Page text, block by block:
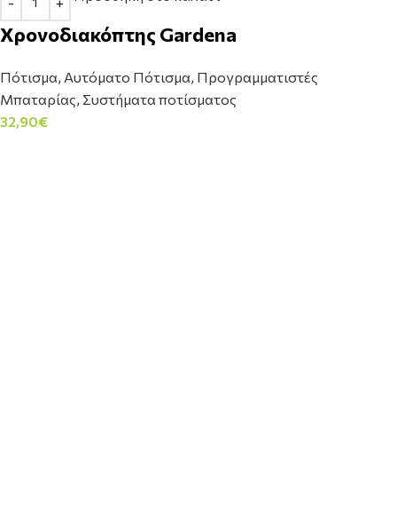
Χρονοδιακόπτης Gardena
Πότισμα, Αυτόματο Πότισμα, Προγραμματιστές
Μπαταρίας, Συστήματα ποτίσματος
32,90€